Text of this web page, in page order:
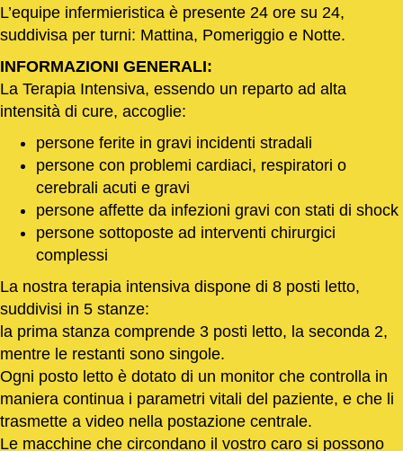
L’equipe infermieristica è presente 24 ore su 24,
suddivisa per turni: Mattina, Pomeriggio e Notte.
INFORMAZIONI GENERALI:
La Terapia Intensiva, essendo un reparto ad alta
intensità di cure, accoglie:
persone ferite in gravi incidenti stradali
persone con problemi cardiaci, respiratori o
cerebrali acuti e gravi
persone affette da infezioni gravi con stati di shock
persone sottoposte ad interventi chirurgici
complessi
La nostra terapia intensiva dispone di 8 posti letto,
suddivisi in 5 stanze:
la prima stanza comprende 3 posti letto, la seconda 2,
mentre le restanti sono singole.
Ogni posto letto è dotato di un monitor che controlla in
maniera continua i parametri vitali del paziente, e che li
trasmette a video nella postazione centrale.
Le macchine che circondano il vostro caro si possono